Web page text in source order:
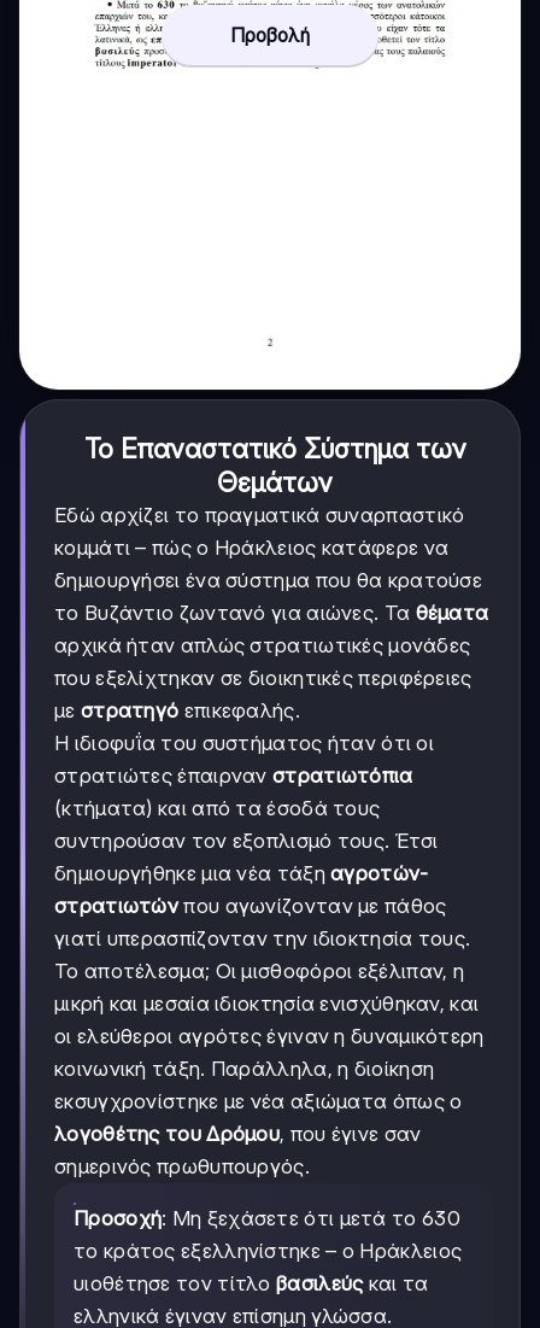
Προβολή
Το Επαναστατικό Σύστημα των
Θεμάτων
Εδώ αρχίζει το πραγματικά συναρπαστικό
κομμάτι – πώς ο Ηράκλειος κατάφερε να
δημιουργήσει ένα σύστημα που θα κρατούσε
το Βυζάντιο ζωντανό για αιώνες. Τα θέματα
αρχικά ήταν απλώς στρατιωτικές μονάδες
που εξελίχτηκαν σε διοικητικές περιφέρειες
με στρατηγό επικεφαλής.
Η ιδιοφυΐα του συστήματος ήταν ότι οι
στρατιώτες έπαιρνανστρατιωτόπια
(κτήματα) και από τα έσοδά τους
συντηρούσαν τον εξοπλισμό τους. Έτσι
δημιουργήθηκε μια νέα τάξηαγροτών-
στρατιωτώνπου αγωνίζονταν με πάθος
γιατί υπερασπίζονταν την ιδιοκτησία τους.
Το αποτέλεσμα; Οι μισθοφόροι εξέλιπαν, η
μικρή και μεσαία ιδιοκτησία ενισχύθηκαν, και
οι ελεύθεροι αγρότες έγιναν η δυναμικότερη
κοινωνική τάξη. Παράλληλα, η διοίκηση
εκσυγχρονίστηκε με νέα αξιώματα όπως ο
λογοθέτης του Δρόμου, που έγινε σαν
σημερινός πρωθυπουργός.
Προσοχή: Μη ξεχάσετε ότι μετά το 630
το κράτος εξελληνίστηκε – ο Ηράκλειος
υιοθέτησε τον τίτλοβασιλεύςκαι τα
ελληνικά έγιναν επίσημη γλώσσα.